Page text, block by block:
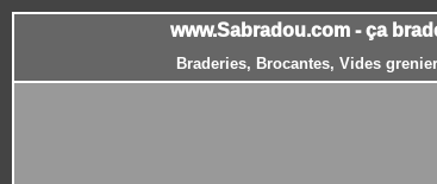
www.Sabradou.com - ça
Braderies, Brocantes, Vides